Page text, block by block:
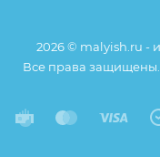
2026 © malyish.ru -
Все права